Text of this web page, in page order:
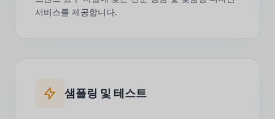
서비스를 제공합니다.
샘플링 및 테스트